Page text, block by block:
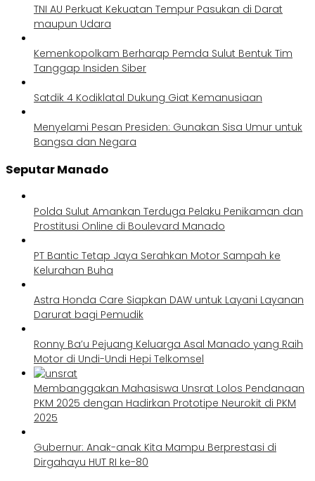
TNI AU Perkuat Kekuatan Tempur Pasukan di Darat
maupun Udara
Kemenkopolkam Berharap Pemda Sulut Bentuk Tim
Tanggap Insiden Siber
Satdik 4 Kodiklatal Dukung Giat Kemanusiaan
Menyelami Pesan Presiden: Gunakan Sisa Umur untuk
Bangsa dan Negara
Seputar Manado
Polda Sulut Amankan Terduga Pelaku Penikaman dan
Prostitusi Online di Boulevard Manado
PT Bantic Tetap Jaya Serahkan Motor Sampah ke
Kelurahan Buha
Astra Honda Care Siapkan DAW untuk Layani Layanan
Darurat bagi Pemudik
Ronny Ba’u Pejuang Keluarga Asal Manado yang Raih
Motor di Undi-Undi Hepi Telkomsel
Membanggakan Mahasiswa Unsrat Lolos Pendanaan
PKM 2025 dengan Hadirkan Prototipe Neurokit di PKM
2025
Gubernur: Anak-anak Kita Mampu Berprestasi di
Dirgahayu HUT RI ke-80